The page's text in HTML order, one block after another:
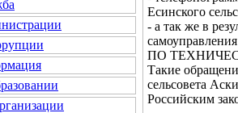
Есинского
- а так же в
ПО
Такие
сельсовета
Российским